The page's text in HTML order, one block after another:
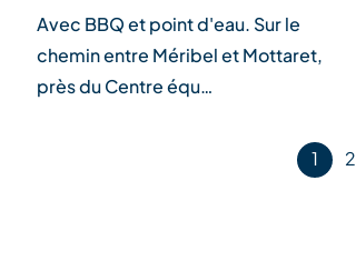
Avec BBQ et point d'eau. Sur le
chemin entre Méribel et Mottaret,
près du Centre équ…
1 2